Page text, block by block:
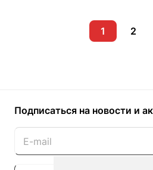
1 2
Подписаться на новости и